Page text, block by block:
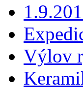
Výlov